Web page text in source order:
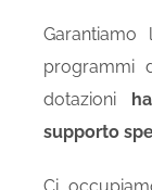
Garantiamo
programmi
dotazioni
supporto